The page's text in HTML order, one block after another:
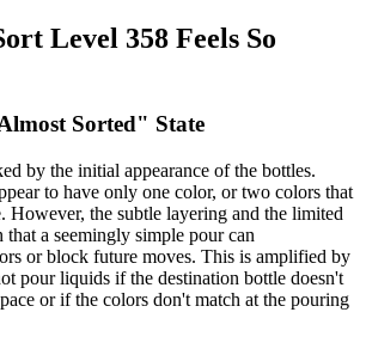
Level 358 Feels So
Sorted" State
by the initial appearance of the bottles.
to have only one color, or two colors that
However, the subtle layering and the limited
a seemingly simple pour can
or block future moves. This is amplified by
pour liquids if the destination bottle doesn't
or if the colors don't match at the pouring